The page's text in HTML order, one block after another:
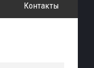
Контакты